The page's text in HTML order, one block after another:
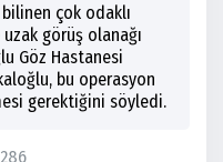
çok odaklı
görüş olanağı
Göz Hastanesi
bu operasyon
gerektiğini söyledi.